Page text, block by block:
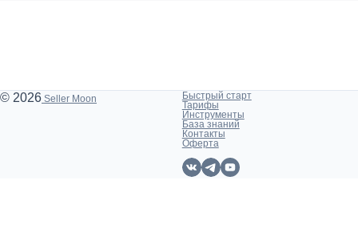
© 2026 Seller Moon
Быстрый старт
Тарифы
Инструменты
База знаний
Контакты
Оферта